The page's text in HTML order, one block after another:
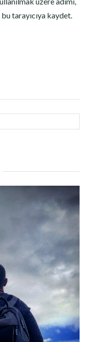
tarayıcıya kaydet.